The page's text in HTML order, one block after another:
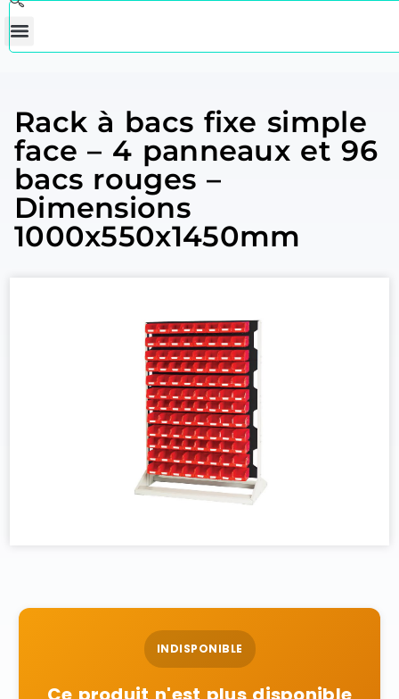
Rack à bacs fixe simple
face – 4 panneaux et 96
bacs rouges –
Dimensions
1000x550x1450mm
INDISPONIBLE